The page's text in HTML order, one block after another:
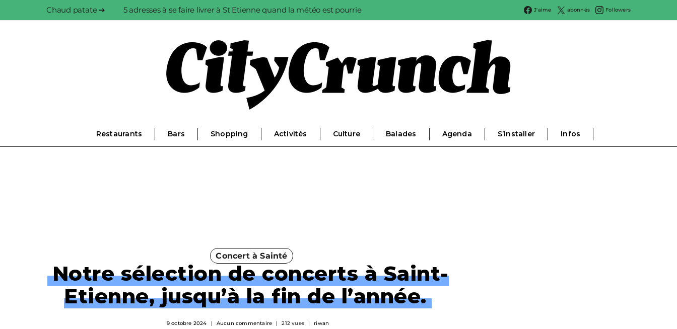
Chaud patate ➔ 5 adresses à se faire livrer à St Etienne quand la météo est pourrie J'aime abonnés Followers
Restaurants Bars Shopping Activités Culture Balades Agenda S’installer Infos
Concert à Sainté
Notre sélection de concerts à Saint-
Etienne, jusqu’à la fin de l’année.
9 octobre 2024 Aucun commentaire 212 vues riwan